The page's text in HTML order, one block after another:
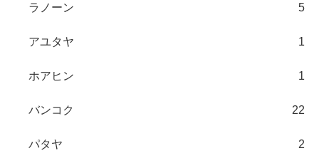
ラノーン 5
アユタヤ 1
ホアヒン 1
バンコク 22
パタヤ 2